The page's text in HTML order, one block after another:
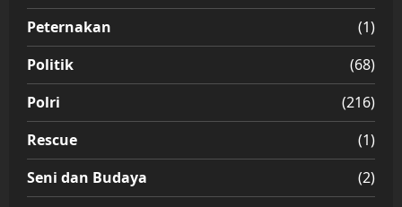
Peternakan
(1)
Politik
(68)
Polri
(216)
Rescue
(1)
Seni dan Budaya
(2)